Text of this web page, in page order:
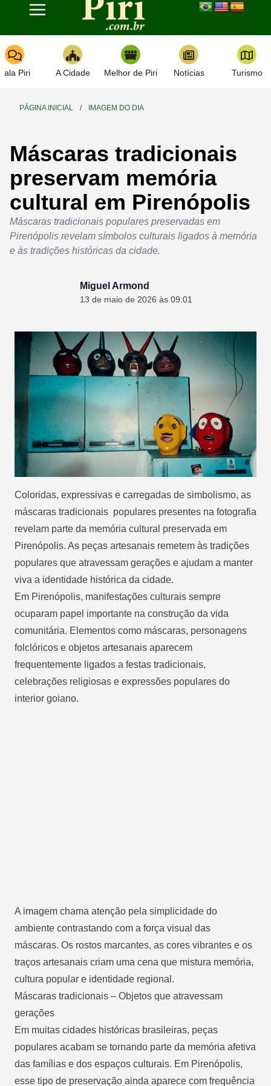
Toggle navigation
Piri A Cidade Melhor de Piri Notícias Turismo
PÁGINA INICIAL / IMAGEM DO DIA
Máscaras tradicionais
preservam memória
cultural em Pirenópolis
Máscaras tradicionais populares preservadas em
Pirenópolis revelam símbolos culturais ligados à memória
e às tradições históricas da cidade.
Miguel Armond
13 de maio de 2026 às 09:01
Coloridas, expressivas e carregadas de simbolismo, as
máscaras tradicionais populares presentes na fotografia
revelam parte da memória cultural preservada em
Pirenópolis. As peças artesanais remetem às tradições
populares que atravessam gerações e ajudam a manter
viva a identidade histórica da cidade.
Em Pirenópolis, manifestações culturais sempre
ocuparam papel importante na construção da vida
comunitária. Elementos como máscaras, personagens
folclóricos e objetos artesanais aparecem
frequentemente ligados a festas tradicionais,
celebrações religiosas e expressões populares do
interior goiano.
A imagem chama atenção pela simplicidade do
ambiente contrastando com a força visual das
máscaras. Os rostos marcantes, as cores vibrantes e os
traços artesanais criam uma cena que mistura memória,
cultura popular e identidade regional.
Máscaras tradicionais – Objetos que atravessam
gerações
Em muitas cidades históricas brasileiras, peças
populares acabam se tornando parte da memória afetiva
das famílias e dos espaços culturais. Em Pirenópolis,
esse tipo de preservação ainda aparece com frequência